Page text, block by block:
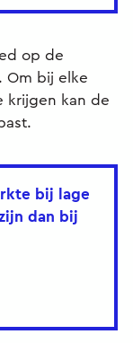
op de
Om bij elke
krijgen kan de
bij lage
dan bij